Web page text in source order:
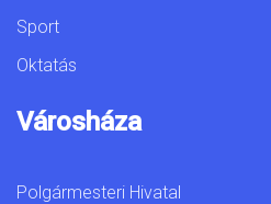
Sport
Oktatás
Városháza
Polgármesteri Hivatal